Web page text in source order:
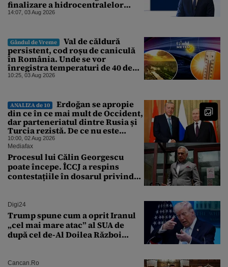
finalizare a hidrocentralelor
abandonate. „Nu ne-ar surprinde
abătut o cupolă de foc”
14:07, 03 Aug 2026
Gândul de Vreme
Val de căldură
persistent, cod roșu de caniculă
în România. Unde se vor
înregistra temperaturi de 40 de
grade, potrivit ANM
10:25, 03 Aug 2026
ANALIZA de 10
Erdoğan se apropie
din ce în ce mai mult de Occident,
dar parteneriatul dintre Rusia și
Turcia rezistă. De ce nu este
Moscova îngrijorată de
orientarea spre vest a Ankarei
10:00, 02 Aug 2026
Mediafax
Procesul lui Călin Georgescu
poate începe. ÎCCJ a respins
contestațiile în dosarul privind
Digi24
Trump spune cum a oprit Iranul
„cel mai mare atac” al SUA de
după cel de-Al Doilea Război
Cancan.ro